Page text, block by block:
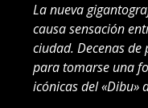
La nueva
causa sensación
ciudad. Decenas
para tomarse una
icónicas del «Dibu»